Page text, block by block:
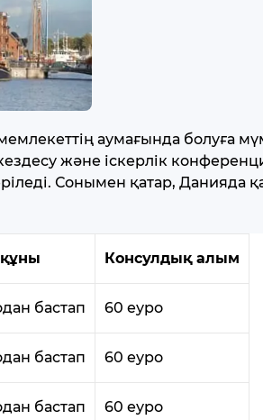
аумағында болуға
және іскерлік
Сонымен қатар, Данияда
құны Консулдық алым
бастап 60 еуро
бастап 60 еуро
бастап 60 еуро